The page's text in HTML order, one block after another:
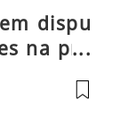
dispu
na pré